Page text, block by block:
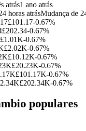
atrás1 ano atrás
horas atrásMudança de
£101.17-0.67%
£202.34-0.67%
£1.01K-0.67%
£2.02K-0.67%
£10.12K-0.67%
£20.23K-0.67%
£101.17K-0.67%
£202.34K-0.67%
populares